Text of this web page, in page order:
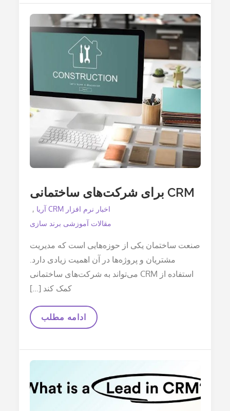
چیست
و
چه
کاربردی
دارد
CRM برای شرکت‌های ساختمانی
اخبار نرم افزار CRM آریا
مقالات آموزشی برند سازی
صنعت ساختمان یکی از حوزه‌هایی است که مدیریت
مشتریان و پروژه‌ها در آن اهمیت زیادی دارد.
استفاده از CRM می‌تواند به شرکت‌های ساختمانی
کمک کند […]
CRM
برای
ادامه مطلب